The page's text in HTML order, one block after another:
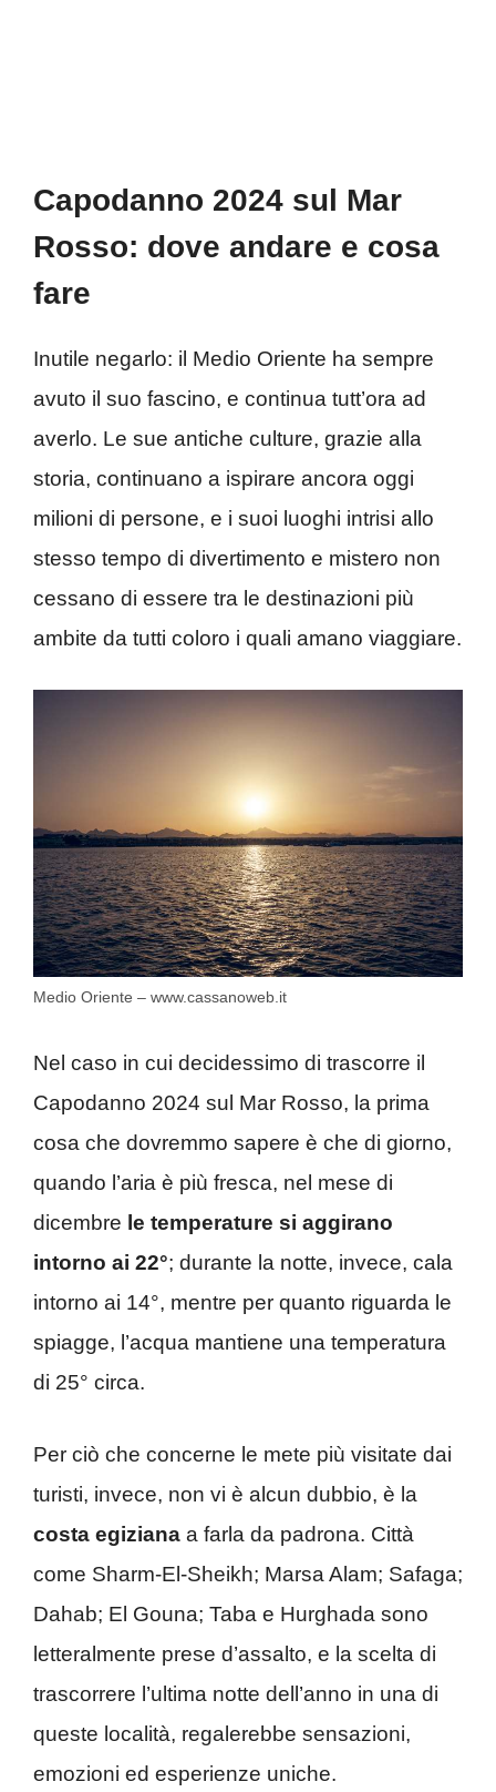
Capodanno 2024 sul Mar
Rosso: dove andare e cosa
fare
Inutile negarlo: il Medio Oriente ha sempre
avuto il suo fascino, e continua tutt’ora ad
averlo. Le sue antiche culture, grazie alla
storia, continuano a ispirare ancora oggi
milioni di persone, e i suoi luoghi intrisi allo
stesso tempo di divertimento e mistero non
cessano di essere tra le destinazioni più
ambite da tutti coloro i quali amano viaggiare.
Medio Oriente – www.cassanoweb.it
Nel caso in cui decidessimo di trascorre il
Capodanno 2024 sul Mar Rosso, la prima
cosa che dovremmo sapere è che di giorno,
quando l’aria è più fresca, nel mese di
dicembre le temperature si aggirano
intorno ai 22°; durante la notte, invece, cala
intorno ai 14°, mentre per quanto riguarda le
spiagge, l’acqua mantiene una temperatura
di 25° circa.
Per ciò che concerne le mete più visitate dai
turisti, invece, non vi è alcun dubbio, è la
costa egiziana a farla da padrona. Città
come Sharm-El-Sheikh; Marsa Alam; Safaga;
Dahab; El Gouna; Taba e Hurghada sono
letteralmente prese d’assalto, e la scelta di
trascorrere l’ultima notte dell’anno in una di
queste località, regalerebbe sensazioni,
emozioni ed esperienze uniche.